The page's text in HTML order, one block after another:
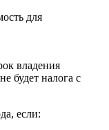
для
владения
будет налога с
если: